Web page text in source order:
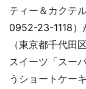
ティー＆カクテ
0952-23-1118）
（東京都千代田
スイーツ「スー
うショートケー